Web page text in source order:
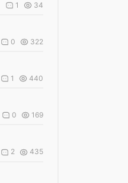
1 34
0 322
1 440
0 169
2 435